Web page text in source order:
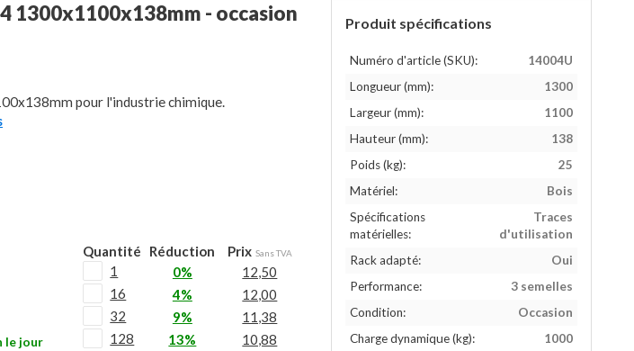
1300x1100x138mm - occasion
pour l'industrie chimique.
le jour
Quantité Réduction Prix Sans TVA
1 0%
12,50
16
4%
12,00
32
9%
11,38
128
13%
10,88
Produit spécifications
Numéro d'article (SKU):
14004U
Longueur (mm):
1300
Largeur (mm):
1100
Hauteur (mm):
138
Poids (kg):
25
Matériel:
Bois
Spécifications
matérielles:
Traces
d'utilisation
Rack adapté:
Oui
Performance:
3 semelles
Condition:
Occasion
Charge dynamique (kg):
1000